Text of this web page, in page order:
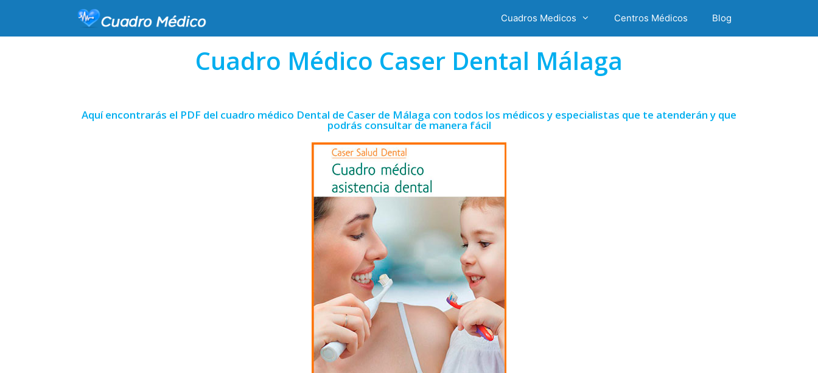
Cuadros Medicos Centros Médicos Blog
Cuadro Médico Caser Dental Málaga
Aquí encontrarás el PDF del cuadro médico Dental de Caser de Málaga con todos los médicos y especialistas que te atenderán y que
podrás consultar de manera fácil